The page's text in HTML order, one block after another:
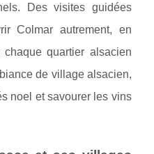
Des visites guidées
Colmar autrement, en
quartie​r alsacien
de village alsacien,
noel et savourer les vins